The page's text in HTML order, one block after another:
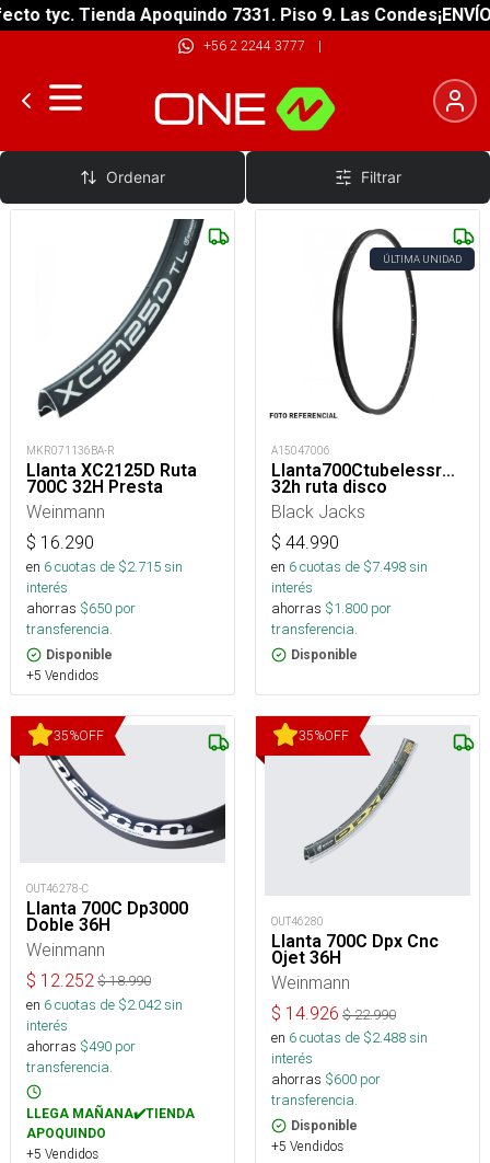
tyc. Tienda Apoquindo 7331. Piso 9. Las Condes
+56 2 2244 3777 |
Llantas Aro 700C
Ordenar Filtrar
MKR071136BA-R
Llanta XC2125D Ruta
700C 32H Presta
Weinmann
$ 16.290
en 6cuotas de $2.715sin
interés
ahorras $650 por
transferencia.
Disponible
+5 Vendidos
ÚLTIMA UNIDAD
A15047006
32h ruta disco
Black Jacks
$ 44.990
en 6cuotas de $7.498sin
interés
ahorras $1.800 por
transferencia.
Disponible
35%OFF
OUT46278-C
Llanta 700C Dp3000
Doble 36H
Weinmann
$ 12.252 $18.990
en 6cuotas de $2.042sin
interés
ahorras $490 por
transferencia.
LLEGA MAÑANA✔️TIENDA
APOQUINDO
+5 Vendidos
35%OFF
OUT46280
Llanta 700C Dpx Cnc
Ojet 36H
Weinmann
$ 14.926 $22.990
en 6cuotas de $2.488sin
interés
ahorras $600 por
transferencia.
Disponible
+5 Vendidos